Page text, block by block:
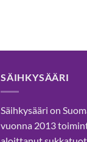
SÄIHKYSÄÄRI
Säihkysääri on
vuonna 2013